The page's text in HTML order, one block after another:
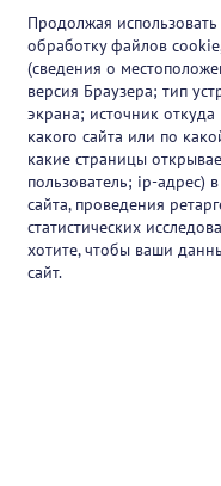
Онлайн-события
Партнеры
О проекте
Вакансии
Блог
Контакты
Продолжая
обработку файлов
(сведения о
версия Браузера; тип
экрана; источник
какого сайта или по
какие страницы
пользователь; ip-адрес)
сайта, проведения
статистических
хотите, чтобы ваши
сайт.